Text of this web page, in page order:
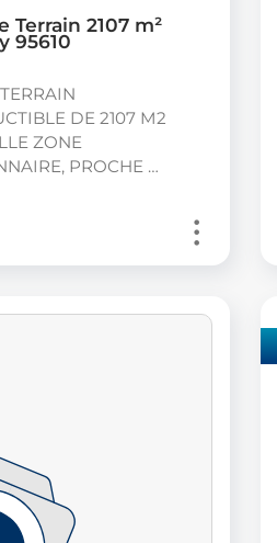
Terrain 2107 m²
95610
DE 2107 M2
ZONE
PROCHE …